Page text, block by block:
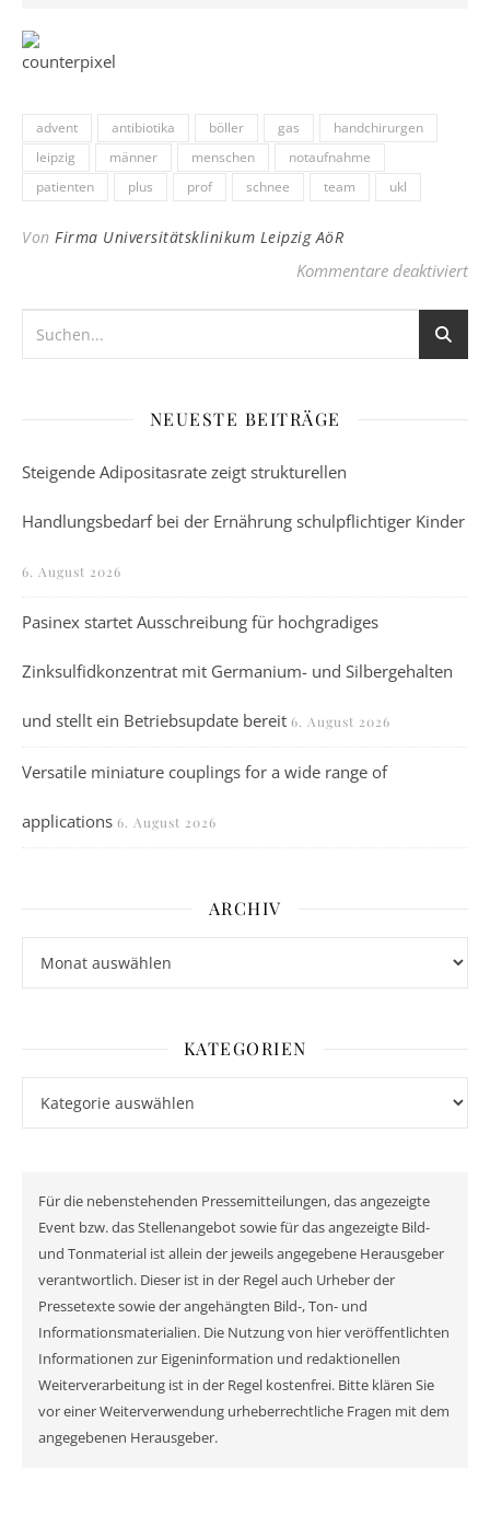
advent antibiotika böller gas
handchirurgen
leipzig
männer menschen
notaufnahme
patienten
plus prof schnee team ukl
Von Firma Universitätsklinikum Leipzig AöR
Kommentare deaktiviertfür
NEUESTE BEITRÄGE
Steigende Adipositasrate zeigt strukturellen
Handlungsbedarf bei der Ernährung schulpflichtiger Kinder
6. August 2026
Pasinex startet Ausschreibung für hochgradiges
Zinksulfidkonzentrat mit Germanium- und Silbergehalten
und stellt ein Betriebsupdate bereit 6. August 2026
Versatile miniature couplings for a wide range of
applications 6. August 2026
ARCHIV
KATEGORIEN
Für die nebenstehenden Pressemitteilungen, das angezeigte
Event bzw. das Stellenangebot sowie für das angezeigte Bild-
und Tonmaterial ist allein der jeweils angegebene Herausgeber
verantwortlich. Dieser ist in der Regel auch Urheber der
Pressetexte sowie der angehängten Bild-, Ton- und
Informationsmaterialien. Die Nutzung von hier veröffentlichten
Informationen zur Eigeninformation und redaktionellen
Weiterverarbeitung ist in der Regel kostenfrei. Bitte klären Sie
vor einer Weiterverwendung urheberrechtliche Fragen mit dem
angegebenen Herausgeber.